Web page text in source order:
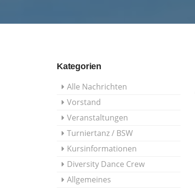
Kategorien
Alle Nachrichten
Vorstand
Veranstaltungen
Turniertanz / BSW
Kursinformationen
Diversity Dance Crew
Allgemeines